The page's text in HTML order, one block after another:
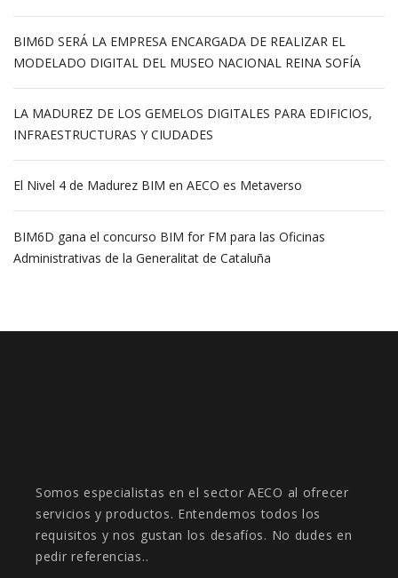
BIM6D SERÁ LA EMPRESA ENCARGADA DE REALIZAR EL
MODELADO DIGITAL DEL MUSEO NACIONAL REINA SOFÍA
LA MADUREZ DE LOS GEMELOS DIGITALES PARA EDIFICIOS,
INFRAESTRUCTURAS Y CIUDADES
El Nivel 4 de Madurez BIM en AECO es Metaverso
BIM6D gana el concurso BIM for FM para las Oficinas
Administrativas de la Generalitat de Cataluña
Somos especialistas en el sector AECO al ofrecer
servicios y productos. Entendemos todos los
requisitos y nos gustan los desafíos. No dudes en
pedir referencias..